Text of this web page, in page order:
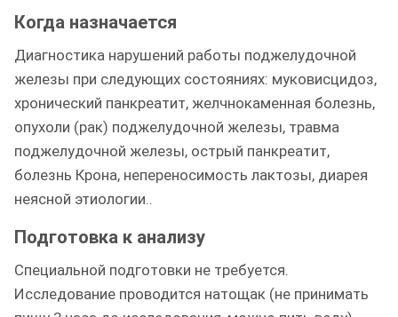
Когда назначается
Диагностика нарушений работы поджелудочной
железы при следующих состояниях: муковисцидоз,
хронический панкреатит, желчнокаменная болезнь,
опухоли (рак) поджелудочной железы, травма
поджелудочной железы, острый панкреатит,
болезнь Крона, непереносимость лактозы, диарея
неясной этиологии..
Подготовка к анализу
Специальной подготовки не требуется.
Исследование проводится натощак (не принимать